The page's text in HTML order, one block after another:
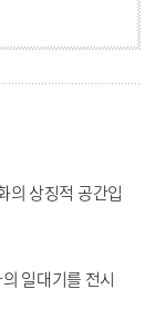
의 상징적 공간입
일대기를 전시